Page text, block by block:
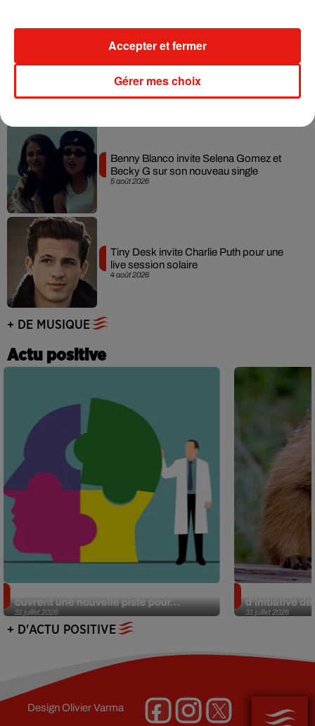
7 août 2026
Angèle et Amélie Lens dévoilent leur
collaboration tant attendue
5 août 2026
Benny Blanco invite Selena Gomez et
Becky G sur son nouveau single
4 août 2026
Tiny Desk invite Charlie Puth pour une
live session solaire
+ DE MUSIQUE
Actu positive
31 juillet 2026
ouvrent une nouvelle piste pour...
31 juillet 2026
d’initiative
+ D'ACTU POSITIVE
DesignOlivier Varma
Gérer mes choix
Accepter et fermer